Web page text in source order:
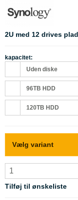
2U med 12 drives
kapacitet:
Uden diske
96TB HDD
120TB HDD
Vælg variant
Tilføj til ønskeliste